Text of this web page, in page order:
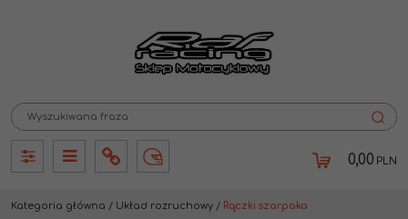
PanelPanelInfo Lang 0,00 PLN
Kategoria główna / Układ rozruchowy / Rączki szarpaka